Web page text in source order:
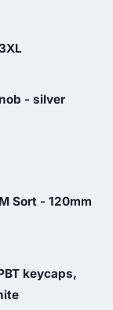
- silver
Sort - 120mm
keycaps,